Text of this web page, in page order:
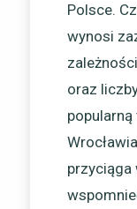
Polsce.
wynosi
oraz
przyciąga